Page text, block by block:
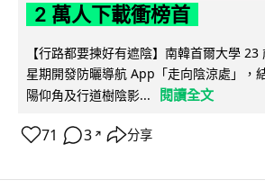
2 萬人下載衝榜首
【行路都要揀好有遮陰】南韓首爾大學
星期開發防曬導航 App「走向陰涼處」，
陽仰角及行道樹陰影...
閱讀全文
71 3 ↗ 分享